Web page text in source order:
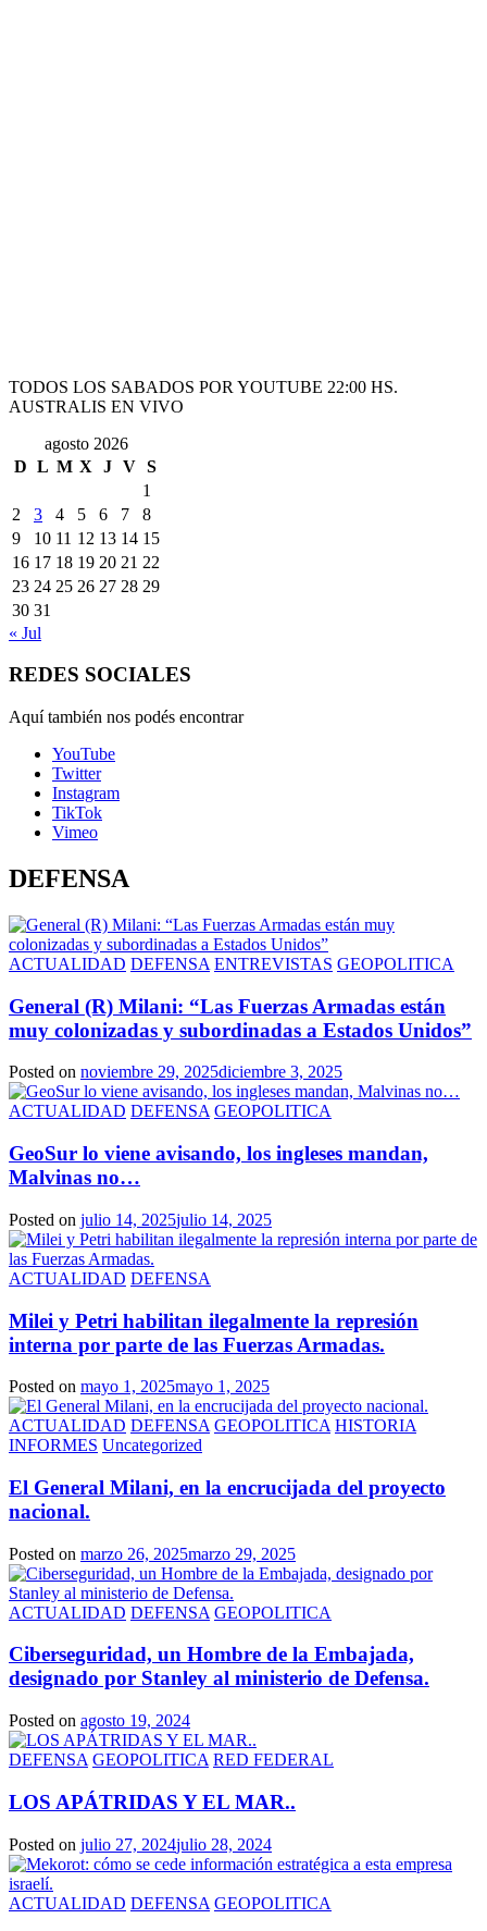
TODOS LOS SABADOS POR YOUTUBE 22:00 HS.
AUSTRALIS EN VIVO
agosto 2026
D L M X J V S
1
2
3 4 5 6 7
8
9
10 11 12 13 14 15
16 17 18 19 20 21 22
23 24 25 26 27 28 29
30 31
« Jul
REDES SOCIALES
Aquí también nos podés encontrar
YouTube
Twitter
Instagram
TikTok
Vimeo
DEFENSA
ACTUALIDAD DEFENSA ENTREVISTAS GEOPOLITICA
General (R) Milani: “Las Fuerzas Armadas están
muy colonizadas y subordinadas a Estados Unidos”
Posted on noviembre 29, 2025diciembre 3, 2025
ACTUALIDAD DEFENSA GEOPOLITICA
GeoSur lo viene avisando, los ingleses mandan,
Malvinas no…
Posted on julio 14, 2025julio 14, 2025
ACTUALIDAD DEFENSA
Milei y Petri habilitan ilegalmente la represión
interna por parte de las Fuerzas Armadas.
Posted on mayo 1, 2025mayo 1, 2025
ACTUALIDAD DEFENSA GEOPOLITICA HISTORIA
INFORMES Uncategorized
El General Milani, en la encrucijada del proyecto
nacional.
Posted on marzo 26, 2025marzo 29, 2025
ACTUALIDAD DEFENSA GEOPOLITICA
Ciberseguridad, un Hombre de la Embajada,
designado por Stanley al ministerio de Defensa.
Posted on agosto 19, 2024
DEFENSA GEOPOLITICA RED FEDERAL
LOS APÁTRIDAS Y EL MAR..
Posted on julio 27, 2024julio 28, 2024
ACTUALIDAD DEFENSA GEOPOLITICA